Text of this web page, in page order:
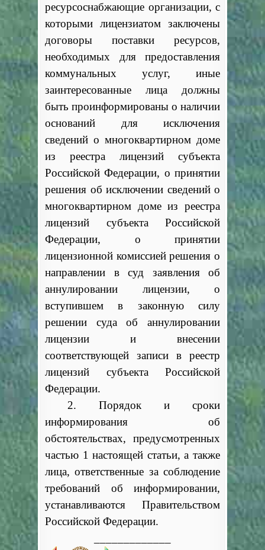
ресурсоснабжающие организации, с
которыми лицензиатом заключены
договоры поставки ресурсов,
необходимых для предоставления
коммунальных услуг, иные
заинтересованные лица должны
быть проинформированы о наличии
оснований для исключения
сведений о многоквартирном доме
из реестра лицензий субъекта
Российской Федерации, о принятии
решения об исключении сведений о
многоквартирном доме из реестра
лицензий субъекта Российской
Федерации, о принятии
лицензионной комиссией решения о
направлении в суд заявления об
аннулировании лицензии, о
вступившем в законную силу
решении суда об аннулировании
лицензии и внесении
соответствующей записи в реестр
лицензий субъекта Российской
Федерации.
2. Порядок и сроки
информирования об
обстоятельствах, предусмотренных
частью 1 настоящей статьи, а также
лица, ответственные за соблюдение
требований об информировании,
устанавливаются Правительством
Российской Федерации.